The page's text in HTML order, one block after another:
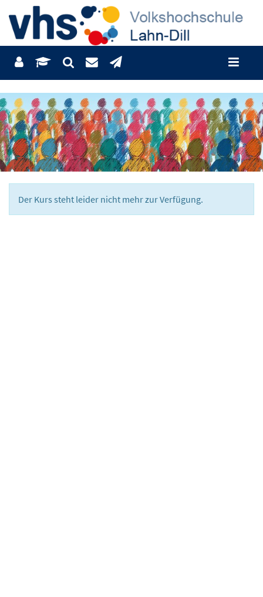
Der Kurs steht leider nicht mehr zur Verfügung.